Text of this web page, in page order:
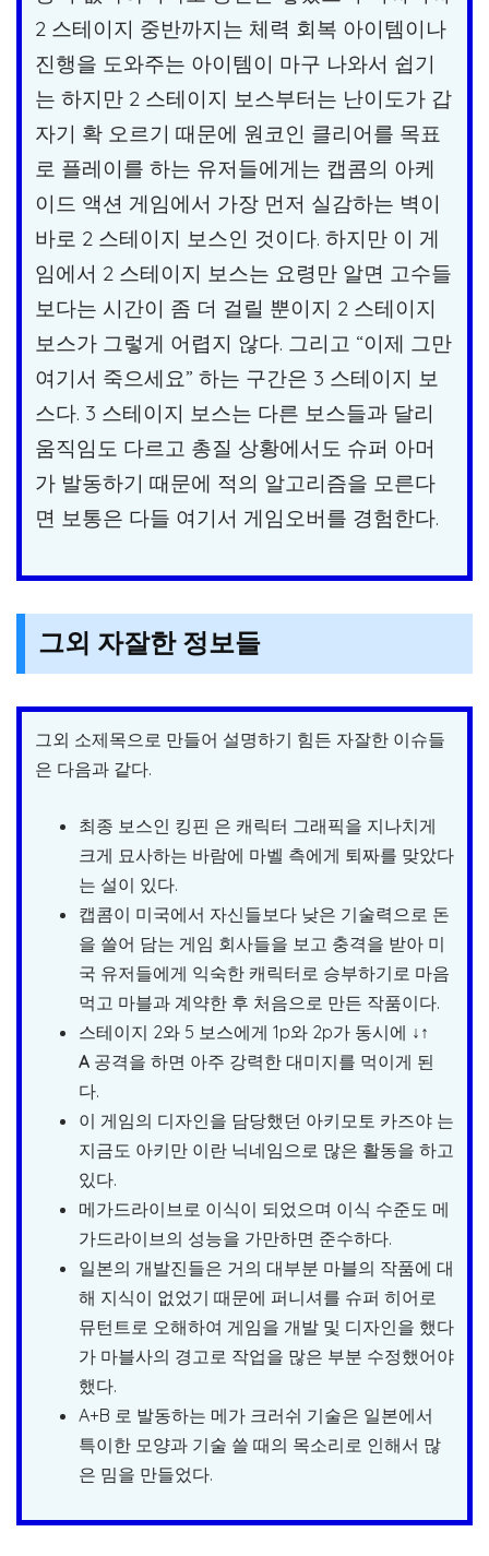
2 스테이지 중반까지는 체력 회복 아이템이나
진행을 도와주는 아이템이 마구 나와서 쉽기
는 하지만 2 스테이지 보스부터는 난이도가 갑
자기 확 오르기 때문에 원코인 클리어를 목표
로 플레이를 하는 유저들에게는 캡콤의 아케
이드 액션 게임에서 가장 먼저 실감하는 벽이
바로 2 스테이지 보스인 것이다. 하지만 이 게
임에서 2 스테이지 보스는 요령만 알면 고수들
보다는 시간이 좀 더 걸릴 뿐이지 2 스테이지
보스가 그렇게 어렵지 않다. 그리고 “이제 그만
여기서 죽으세요” 하는 구간은 3 스테이지 보
스다. 3 스테이지 보스는 다른 보스들과 달리
움직임도 다르고 총질 상황에서도 슈퍼 아머
가 발동하기 때문에 적의 알고리즘을 모른다
면 보통은 다들 여기서 게임오버를 경험한다.
그외 자잘한 정보들
그외 소제목으로 만들어 설명하기 힘든 자잘한 이슈들
은 다음과 같다.
최종 보스인 킹핀 은 캐릭터 그래픽을 지나치게
크게 묘사하는 바람에 마벨 측에게 퇴짜를 맞았다
는 설이 있다.
캡콤이 미국에서 자신들보다 낮은 기술력으로 돈
을 쓸어 담는 게임 회사들을 보고 충격을 받아 미
국 유저들에게 익숙한 캐릭터로 승부하기로 마음
먹고 마블과 계약한 후 처음으로 만든 작품이다.
스테이지 2와 5 보스에게 1p와 2p가 동시에 ↓↑
A 공격을 하면 아주 강력한 대미지를 먹이게 된
다.
이 게임의 디자인을 담당했던 아키모토 카즈야 는
지금도 아키만 이란 닉네임으로 많은 활동을 하고
있다.
메가드라이브로 이식이 되었으며 이식 수준도 메
가드라이브의 성능을 가만하면 준수하다.
일본의 개발진들은 거의 대부분 마블의 작품에 대
해 지식이 없었기 때문에 퍼니셔를 슈퍼 히어로
뮤턴트로 오해하여 게임을 개발 및 디자인을 했다
가 마블사의 경고로 작업을 많은 부분 수정했어야
했다.
A+B 로 발동하는 메가 크러쉬 기술은 일본에서
특이한 모양과 기술 쓸 때의 목소리로 인해서 많
은 밈을 만들었다.